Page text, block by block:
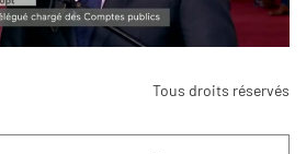
Tous droits réservés